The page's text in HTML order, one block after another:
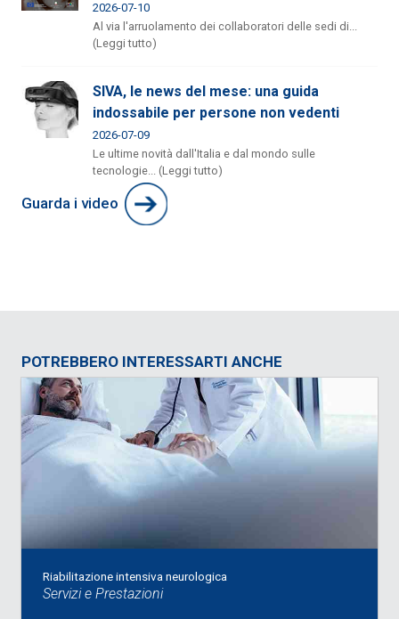
2026-07-10
Al via l'arruolamento dei collaboratori delle sedi di...
(Leggi tutto)
SIVA, le news del mese: una guida
indossabile per persone non vedenti
2026-07-09
Le ultime novità dall'Italia e dal mondo sulle
tecnologie... (Leggi tutto)
Guarda i video
POTREBBERO INTERESSARTI ANCHE
Riabilitazione intensiva neurologica
Servizi e Prestazioni